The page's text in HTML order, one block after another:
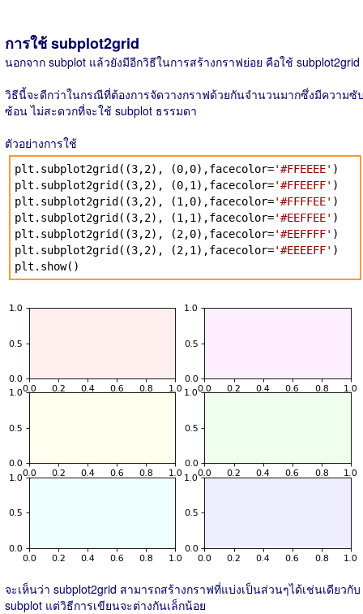
การใช้ subplot2grid
นอกจาก subplot แล้วยังมีอีกวิธีในการสร้างกราฟย่อย คือใช้ subplot2grid
วิธีนี้จะดีกว่าในกรณีที่ต้องการจัดวางกราฟด้วยกันจำนวนมากซึ่งมีความซั
ซ้อน ไม่สะดวกที่จะใช้ subplot ธรรมดา
ตัวอย่างการใช้
plt.subplot2grid((3,2), (0,0),facecolor='#FFEEEE' )
plt.subplot2grid((3,2), (0,1),facecolor='#FFEEFF' )
plt.subplot2grid((3,2), (1,0),facecolor='#FFFFEE' )
plt.subplot2grid((3,2), (1,1),facecolor='#EEFFEE' )
plt.subplot2grid((3,2), (2,0),facecolor='#EEFFFF' )
plt.subplot2grid((3,2), (2,1),facecolor='#EEEEFF' )
plt.show()
จะเห็นว่า subplot2grid สามารถสร้างกราฟที่แบ่งเป็นส่วนๆได้เช่นเดียวกับ
subplot แต่วิธีการเขียนจะต่างกันเล็กน้อย